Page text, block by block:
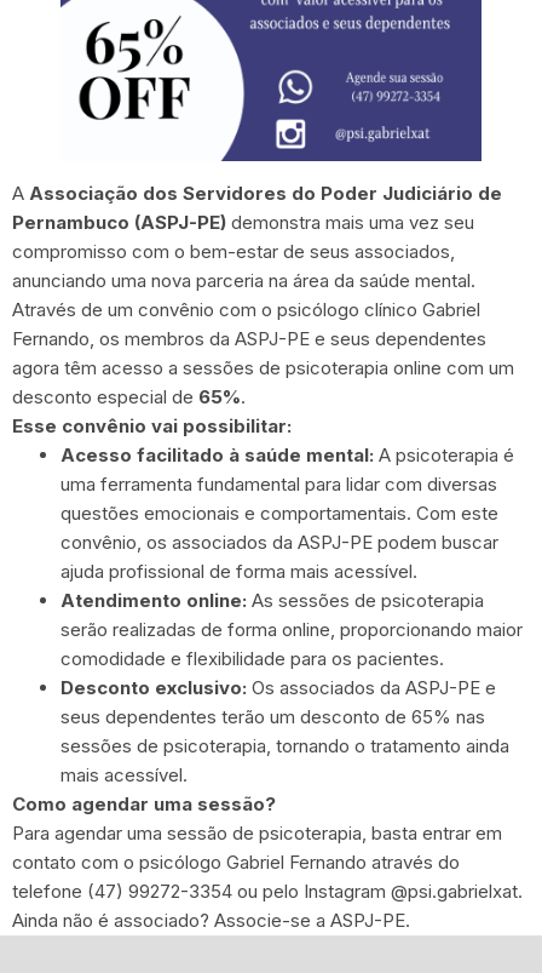
A Associação dos Servidores do Poder Judiciário de
Pernambuco (ASPJ-PE) demonstra mais uma vez seu
compromisso com o bem-estar de seus associados,
anunciando uma nova parceria na área da saúde mental.
Através de um convênio com o psicólogo clínico Gabriel
Fernando, os membros da ASPJ-PE e seus dependentes
agora têm acesso a sessões de psicoterapia online com um
desconto especial de 65%.
Esse convênio vai possibilitar:
Acesso facilitado à saúde mental: A psicoterapia é
uma ferramenta fundamental para lidar com diversas
questões emocionais e comportamentais. Com este
convênio, os associados da ASPJ-PE podem buscar
ajuda profissional de forma mais acessível.
Atendimento online: As sessões de psicoterapia
serão realizadas de forma online, proporcionando maior
comodidade e flexibilidade para os pacientes.
Desconto exclusivo: Os associados da ASPJ-PE e
seus dependentes terão um desconto de 65% nas
sessões de psicoterapia, tornando o tratamento ainda
mais acessível.
Como agendar uma sessão?
Para agendar uma sessão de psicoterapia, basta entrar em
contato com o psicólogo Gabriel Fernando através do
telefone (47) 99272-3354 ou pelo Instagram @psi.gabrielxat.
Ainda não é associado? Associe-se a ASPJ-PE.